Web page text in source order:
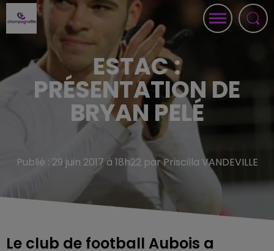
ESTAC :
PRÉSENTATION DE
BRYAN PELÉ
Publié : 29 juin 2017 à 18h22 par Priscilla VANDEVILLE
Le club de football Aubois a